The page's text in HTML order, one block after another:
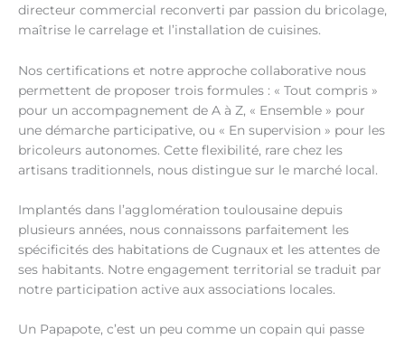
directeur commercial reconverti par passion du bricolage,
maîtrise le carrelage et l’installation de cuisines.
Nos certifications et notre approche collaborative nous
permettent de proposer trois formules : « Tout compris »
pour un accompagnement de A à Z, « Ensemble » pour
une démarche participative, ou « En supervision » pour les
bricoleurs autonomes. Cette flexibilité, rare chez les
artisans traditionnels, nous distingue sur le marché local.
Implantés dans l’agglomération toulousaine depuis
plusieurs années, nous connaissons parfaitement les
spécificités des habitations de Cugnaux et les attentes de
ses habitants. Notre engagement territorial se traduit par
notre participation active aux associations locales.
Un Papapote, c’est un peu comme un copain qui passe